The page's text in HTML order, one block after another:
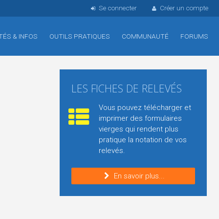
Se connecter Créer un compte
& INFOS OUTILS PRATIQUES COMMUNAUTÉ FORUMS
LES FICHES DE RELEVÉS
Vous pouvez télécharger et
imprimer des formulaires
vierges qui rendent plus
pratique la notation de vos
relevés.
En savoir plus...